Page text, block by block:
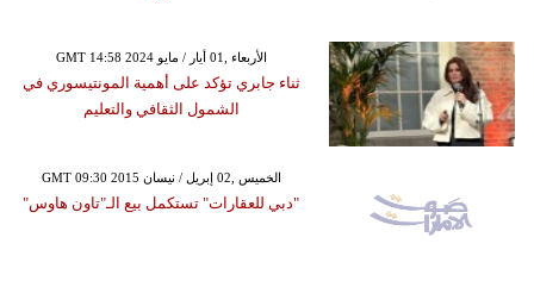
GMT 14:58 2024 الأربعاء ,01 أيار / مايو
ثناء جابري تؤكد على أهمية المونتيسوري في
الشمول الثقافي والتعليم
GMT 09:30 2015 الخميس ,02 إبريل / نيسان
"دبي للعقارات" تستكمل بيع الـ"تاون هاوس"